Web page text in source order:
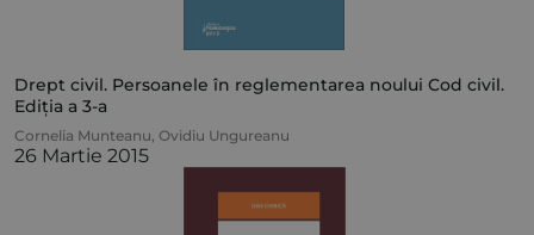
Drept civil. Persoanele în reglementarea noului Cod civil.
Ediția a 3-a
Cornelia Munteanu, Ovidiu Ungureanu
26 Martie 2015